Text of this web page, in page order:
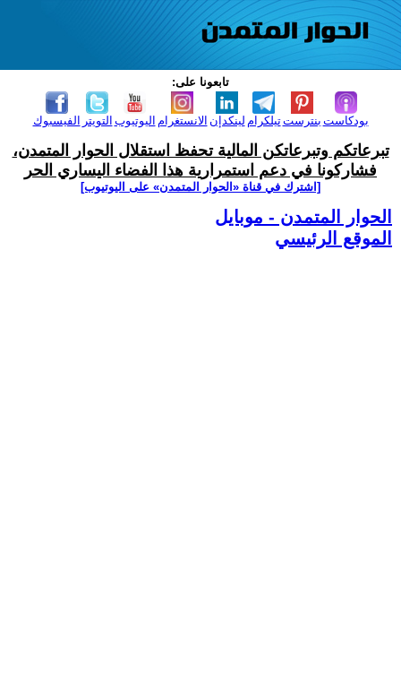
تابعونا على:
الفيسبوك التويتر اليوتيوب الانستغرام لينكدإن تيلكرامبنترست بودكاست
تبرعاتكم وتبرعاتكن المالية تحفظ استقلال الحوار المتمدن،
فشاركونا في دعم استمرارية هذا الفضاء اليساري الحر
[اشترك في قناة ‫«الحوار المتمدن» على اليوتيوب]
الحوار المتمدن - موبايل
الموقع الرئيسي